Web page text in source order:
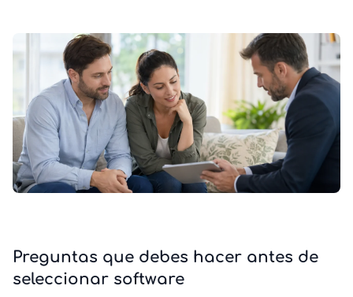
Preguntas que debes hacer antes de
seleccionar software